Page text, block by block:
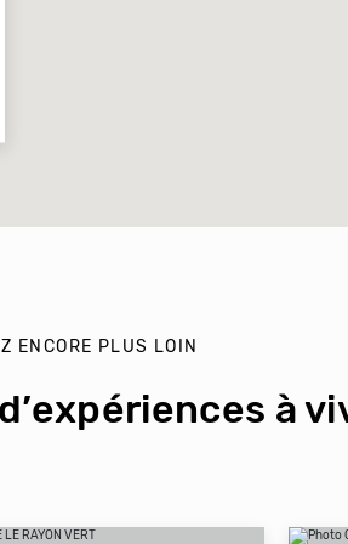
ENCORE PLUS LOIN
à